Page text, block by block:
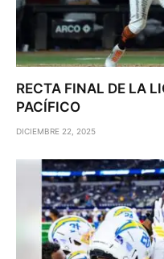
RECTA FINAL DE LA
PACÍFICO
DICIEMBRE 22, 2025